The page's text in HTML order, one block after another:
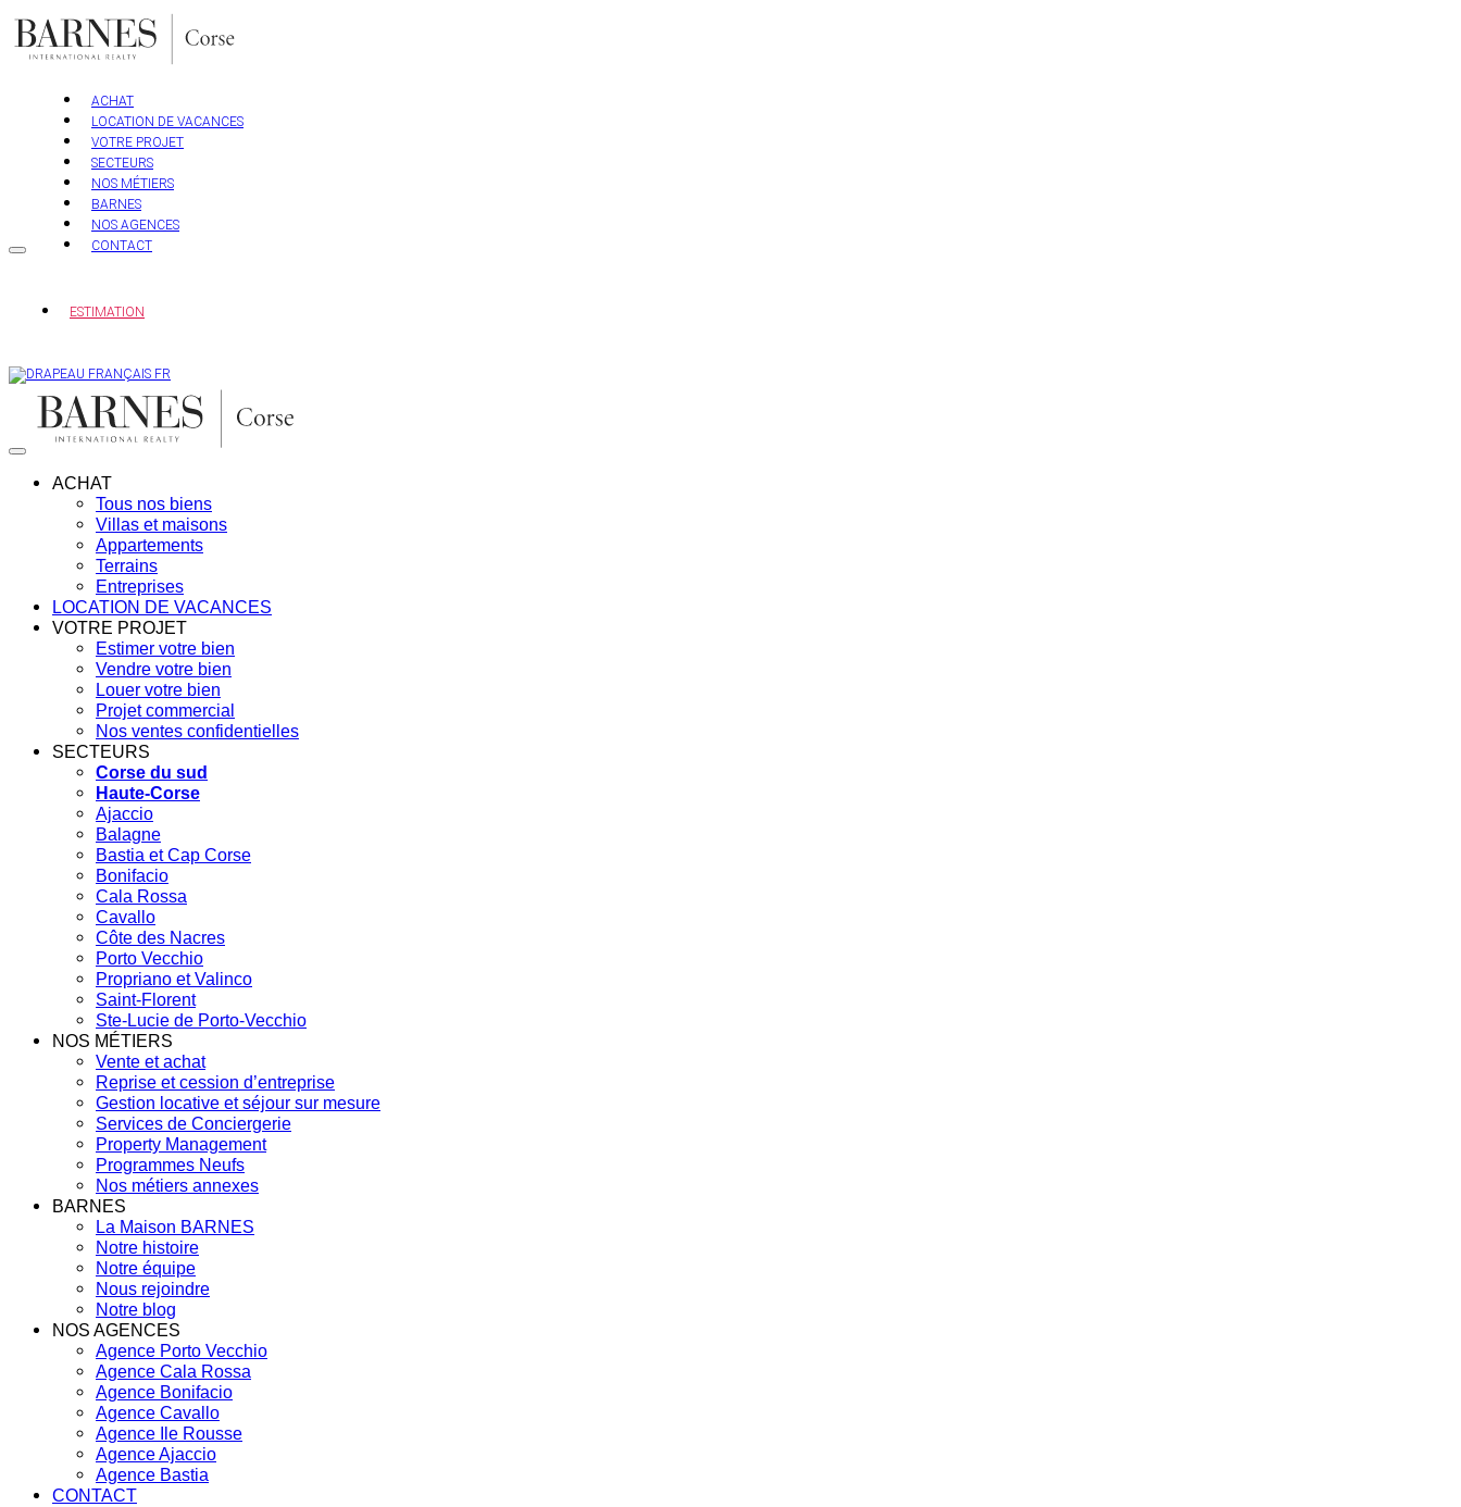
Aller
au
contenu
ACHAT
LOCATION DE VACANCES
VOTRE PROJET
SECTEURS
NOS MÉTIERS
BARNES
NOS AGENCES
CONTACT
ESTIMATION
FR
ACHAT
Tous nos biens
Villas et maisons
Appartements
Terrains
Entreprises
LOCATION DE VACANCES
VOTRE PROJET
Estimer votre bien
Vendre votre bien
Louer votre bien
Projet commercial
Nos ventes confidentielles
SECTEURS
Corse du sud
Haute-Corse
Ajaccio
Balagne
Bastia et Cap Corse
Bonifacio
Cala Rossa
Cavallo
Côte des Nacres
Porto Vecchio
Propriano et Valinco
Saint-Florent
Ste-Lucie de Porto-Vecchio
NOS MÉTIERS
Vente et achat
Reprise et cession d’entreprise
Gestion locative et séjour sur mesure
Services de Conciergerie
Property Management
Programmes Neufs
Nos métiers annexes
BARNES
La Maison BARNES
Notre histoire
Notre équipe
Nous rejoindre
Notre blog
NOS AGENCES
Agence Porto Vecchio
Agence Cala Rossa
Agence Bonifacio
Agence Cavallo
Agence Ile Rousse
Agence Ajaccio
Agence Bastia
CONTACT